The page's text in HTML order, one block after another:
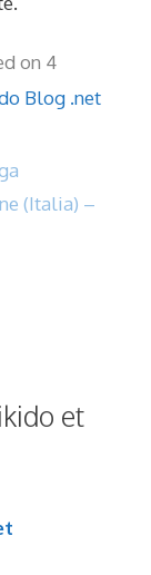
on 4
Blog .net
(Italia) –
et